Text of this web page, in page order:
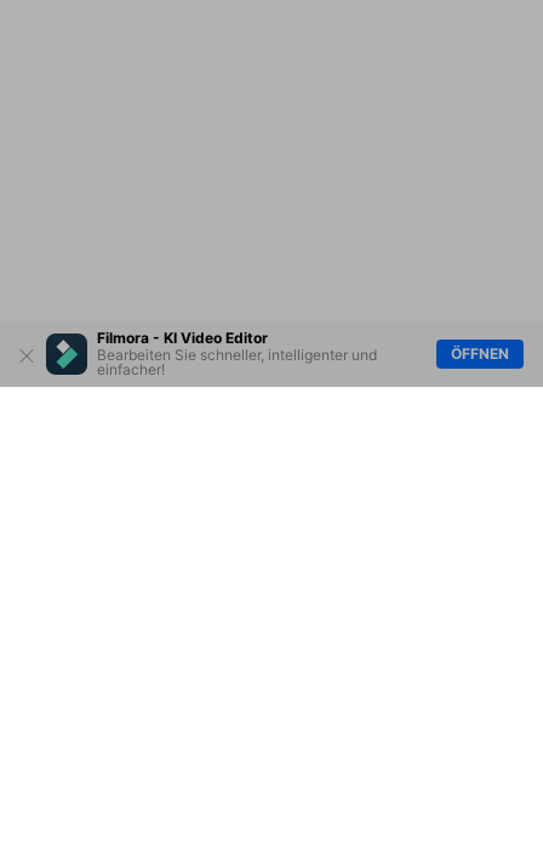
Filmora - KI Video Editor
Bearbeiten Sie schneller, intelligenter und
einfacher!
ÖFFNEN